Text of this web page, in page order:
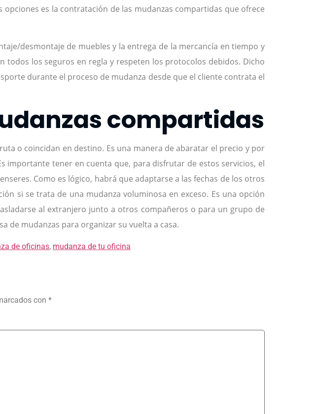
es la contratación de las mudanzas compartidas que ofrece
desmontaje de muebles y la entrega de la mercancía en tiempo y
los seguros en regla y respeten los protocolos debidos. Dicho
durante el proceso de mudanza desde que el cliente contrata el
compartidas
o coincidan en destino. Es una manera de abaratar el precio y por
importante tener en cuenta que, para disfrutar de estos servicios, el
Como es lógico, habrá que adaptarse a las fechas de los otros
si se trata de una mudanza voluminosa en exceso. Es una opción
al extranjero junto a otros compañeros o para un grupo de
de mudanzas para organizar su vuelta a casa.
de oficinas, mudanza de tu oficina
con *